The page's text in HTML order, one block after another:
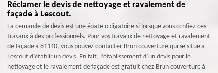
Réclamer le devis de nettoyage et ravalement de
façade à Lescout.
La demande de devis est une épate obligatoire si lorsque vous confiez des
travaux à des professionnels. Pour vos travaux de nettoyage et ravalement
de façade à 81110, vous pouvez contacter Brun couverture qui se situe à
Lescout d’établir un devis. En fait, l’établissement d’un devis pour le
nettoyage et le ravalement de façade est gratuit chez Brun couverture à